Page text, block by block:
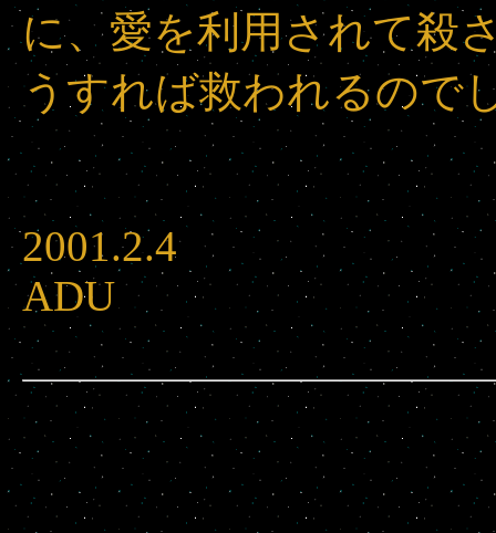
に、愛を利用されて殺
うすれば救われるので
2001.2.4
ADU